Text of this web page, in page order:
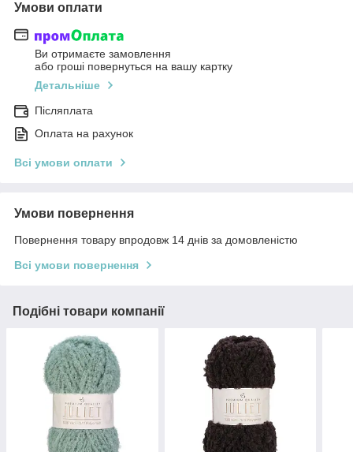
Умови оплати
Ви отримаєте замовлення
або гроші повернуться на вашу картку
Детальніше
Післяплата
Оплата на рахунок
Всі умови оплати
Умови повернення
Повернення товару впродовж 14 днів за домовленістю
Всі умови повернення
Подібні товари компанії